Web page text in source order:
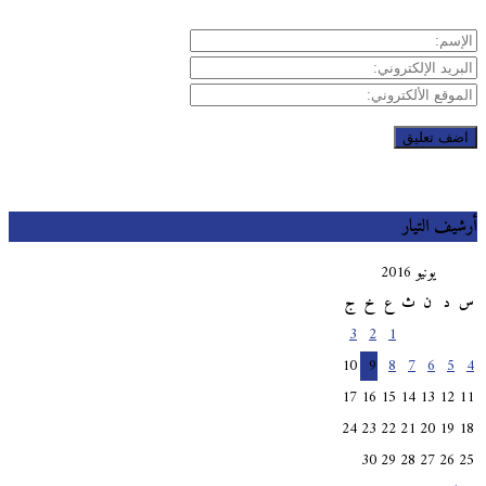
التيار
يونيو 2016
د ن ث ع خ ج
2
3
5
6
7
8
9
10
12
13
14
15
16
17
19
20
21
22
23
24
26
27
28
29
30